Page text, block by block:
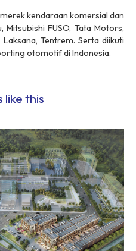
kendaraan komersial dan
Mitsubishi FUSO, Tata Motors,
Tentrem. Serta diikuti
otomotif di Indonesia.
like this